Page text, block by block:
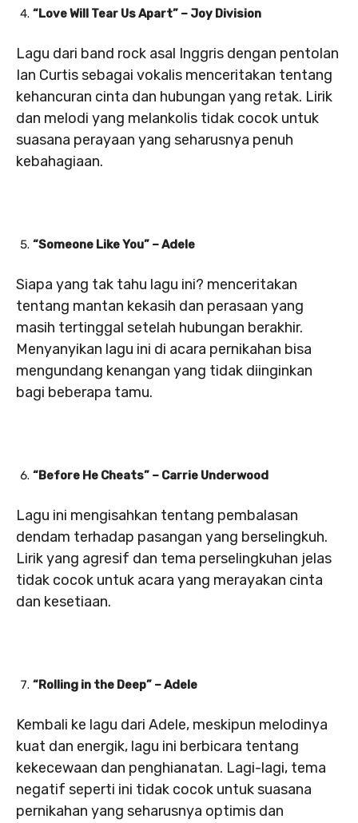
“Love Will Tear Us Apart” – Joy Division
Lagu dari band rock asal Inggris dengan pentolan
Ian Curtis sebagai vokalis menceritakan tentang
kehancuran cinta dan hubungan yang retak. Lirik
dan melodi yang melankolis tidak cocok untuk
suasana perayaan yang seharusnya penuh
kebahagiaan.
“Someone Like You” – Adele
Siapa yang tak tahu lagu ini? menceritakan
tentang mantan kekasih dan perasaan yang
masih tertinggal setelah hubungan berakhir.
Menyanyikan lagu ini di acara pernikahan bisa
mengundang kenangan yang tidak diinginkan
bagi beberapa tamu.
“Before He Cheats” – Carrie Underwood
Lagu ini mengisahkan tentang pembalasan
dendam terhadap pasangan yang berselingkuh.
Lirik yang agresif dan tema perselingkuhan jelas
tidak cocok untuk acara yang merayakan cinta
dan kesetiaan.
“Rolling in the Deep” – Adele
Kembali ke lagu dari Adele, meskipun melodinya
kuat dan energik, lagu ini berbicara tentang
kekecewaan dan penghianatan. Lagi-lagi, tema
negatif seperti ini tidak cocok untuk suasana
pernikahan yang seharusnya optimis dan